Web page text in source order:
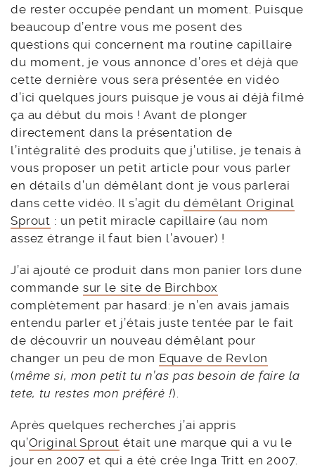
de rester occupée pendant un moment. Puisque
beaucoup d’entre vous me posent des
questions qui concernent ma routine capillaire
du moment, je vous annonce d’ores et déjà que
cette dernière vous sera présentée en vidéo
d’ici quelques jours puisque je vous ai déjà filmé
ça au début du mois ! Avant de plonger
directement dans la présentation de
l’intégralité des produits que j’utilise, je tenais à
vous proposer un petit article pour vous parler
en détails d’un démêlant dont je vous parlerai
dans cette vidéo. Il s’agit dudémêlant Original
Sprout : un petit miracle capillaire (au nom
assez étrange il faut bien l’avouer) !
J’ai ajouté ce produit dans mon panier lors dune
commande sur le site de Birchbox
complètement par hasard: je n’en avais jamais
entendu parler et j’étais juste tentée par le fait
de découvrir un nouveau démêlant pour
changer un peu de mon Equave de Revlon
(même si, mon petit tu n’as pas besoin de faire la
tete, tu restes mon préféré !).
Après quelques recherches j’ai appris
qu’Original Sprout était une marque qui a vu le
jour en 2007 et qui a été crée Inga Tritt en 2007.